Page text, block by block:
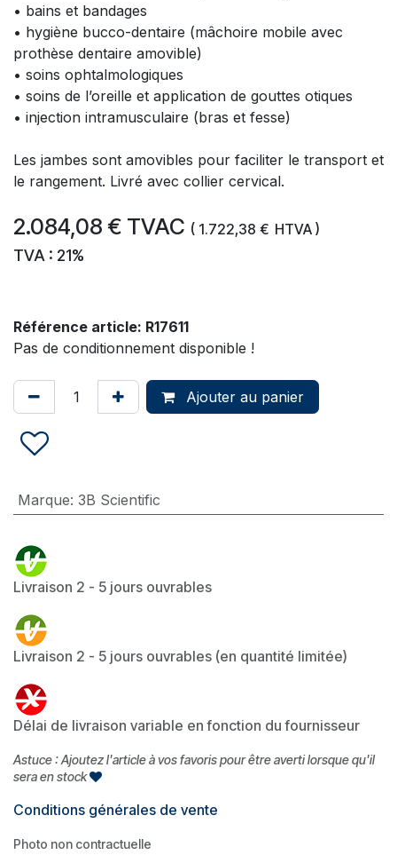
• bains et bandages
• hygiène bucco-dentaire (mâchoire mobile avec
prothèse dentaire amovible)
• soins ophtalmologiques
• soins de l’oreille et application de gouttes otiques
• injection intramusculaire (bras et fesse)
Les jambes sont amovibles pour faciliter le transport et
le rangement. Livré avec collier cervical.
2.084,08 € TVAC ( 1.722,38 € HTVA )
TVA : 21%
Référence article: R17611
Pas de conditionnement disponible !
Ajouter au panier
Marque: 3B Scientific
Livraison 2 - 5 jours ouvrables
Livraison 2 - 5 jours ouvrables (en quantité limitée)
Délai de livraison variable en fonction du fournisseur
Astuce : Ajoutez l'article à vos favoris pour être averti lorsque qu'il
sera en stock
Conditions générales de vente
Photo non contractuelle